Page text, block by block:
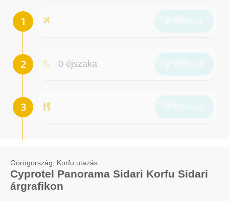
0 éjszaka
Görögország, Korfu utazás
Cyprotel Panorama Sidari Korfu Sidari
árgrafikon